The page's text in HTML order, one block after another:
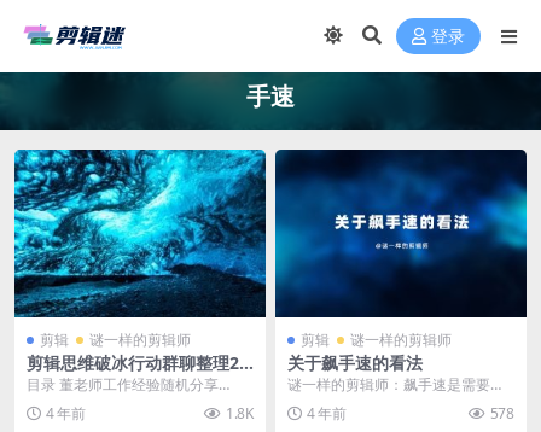
登录
手速
剪辑 谜一样的剪辑师
剪辑思维破冰行动群聊整理22
0419
目录 董老师工作经验随机分享
（1） 关于飙手速的看法 防止客户
不给钱就用片，样品...
4 年前 1.8K
剪辑 谜一样的剪辑师
关于飙手速的看法
谜一样的剪辑师：飙手速是需要有
意义的飙手速。如果操作的时候手
指在键盘上乱飞，但是...
4 年前 578